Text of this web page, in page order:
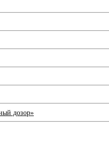
дозор»